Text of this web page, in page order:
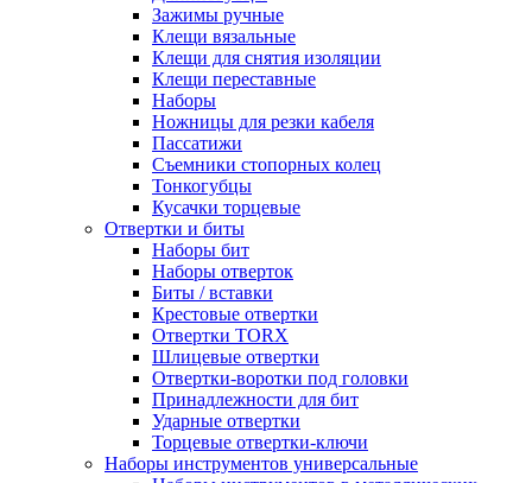
Зажимы ручные
Клещи вязальные
Клещи для снятия изоляции
Клещи переставные
Наборы
Ножницы для резки кабеля
Пассатижи
Съемники стопорных колец
Тонкогубцы
Кусачки торцевые
Отвертки и биты
Наборы бит
Наборы отверток
Биты / вставки
Крестовые отвертки
Отвертки TORX
Шлицевые отвертки
Отвертки-воротки под головки
Принадлежности для бит
Ударные отвертки
Торцевые отвертки-ключи
Наборы инструментов универсальные